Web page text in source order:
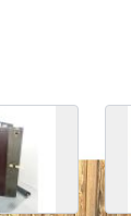
View larger image